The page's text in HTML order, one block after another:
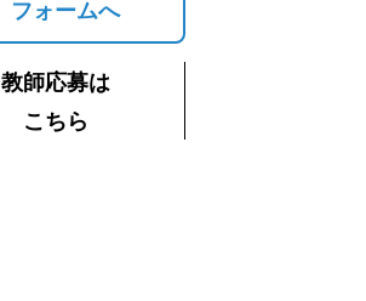
フォームへ
教師応募は
こちら